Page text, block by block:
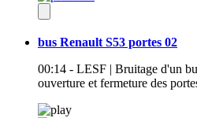
bus Renault S53 portes 02
00:14 - LESF | Bruitage d'un
ouverture et fermeture des